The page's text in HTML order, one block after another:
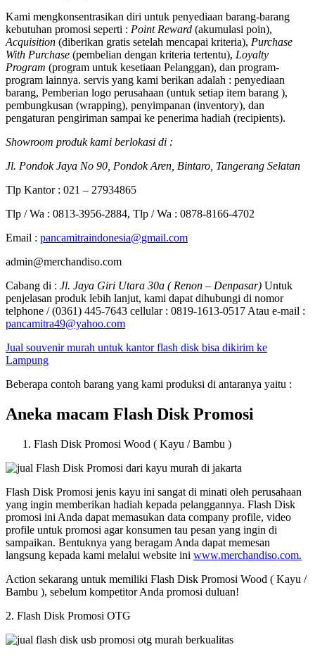
Kami mengkonsentrasikan diri untuk penyediaan barang-barang
kebutuhan promosi seperti : Point Reward (akumulasi poin),
Acquisition (diberikan gratis setelah mencapai kriteria), Purchase
With Purchase (pembelian dengan kriteria tertentu), Loyalty
Program (program untuk kesetiaan Pelanggan), dan program-
program lainnya. servis yang kami berikan adalah : penyediaan
barang, Pemberian logo perusahaan (untuk setiap item barang ),
pembungkusan (wrapping), penyimpanan (inventory), dan
pengaturan pengiriman sampai ke penerima hadiah (recipients).
Showroom produk kami berlokasi di :
Jl. Pondok Jaya No 90, Pondok Aren, Bintaro, Tangerang Selatan
Tlp Kantor : 021 – 27934865
Tlp / Wa : 0813-3956-2884, Tlp / Wa : 0878-8166-4702
Email : pancamitraindonesia@gmail.com
admin@merchandiso.com
Cabang di : Jl. Jaya Giri Utara 30a ( Renon – Denpasar) Untuk
penjelasan produk lebih lanjut, kami dapat dihubungi di nomor
telphone / (0361) 445-7643 cellular : 0819-1613-0517 Atau e-mail :
pancamitra49@yahoo.com
Jual souvenir murah untuk kantor flash disk bisa dikirim ke
Lampung
Beberapa contoh barang yang kami produksi di antaranya yaitu :
Aneka macam Flash Disk Promosi
Flash Disk Promosi Wood ( Kayu / Bambu )
Flash Disk Promosi jenis kayu ini sangat di minati oleh perusahaan
yang ingin memberikan hadiah kepada pelanggannya. Flash Disk
promosi ini Anda dapat memasukan data company profile, video
profile untuk promosi agar konsumen tau pesan yang ingin di
sampaikan. Bentuknya yang beragam Anda dapat memesan
langsung kepada kami melalui website ini www.merchandiso.com.
Action sekarang untuk memiliki Flash Disk Promosi Wood ( Kayu /
Bambu ), sebelum kompetitor Anda promosi duluan!
2. Flash Disk Promosi OTG